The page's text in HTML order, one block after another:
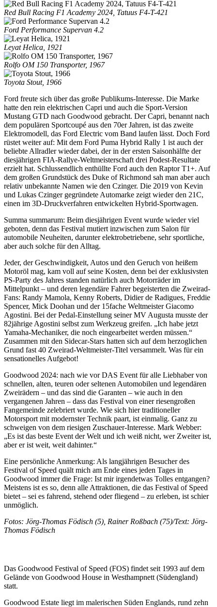
Red Bull Racing F1 Academy 2024, Tatuus F4-T-421
Ford Performance Supervan 4.2
Leyat Helica, 1921
Rolfo OM 150 Transporter, 1967
Toyota Stout, 1966
Ford freute sich über das große Publikums-Interesse. Die Marke
hatte den rein elektrischen Capri und auch die Sport-Version
Mustang GTD nach Goodwood gebracht. Der Capri, benannt nach
dem populären Sportcoupé aus den 70er Jahren, ist das zweite
Elektromodell, das Ford Electric vom Band laufen lässt. Doch Ford
rüstet weiter auf: Mit dem Ford Puma Hybrid Rally 1 ist auch der
beliebte Allradler wieder dabei, der in der ersten Saisonhälfte der
diesjährigen FIA-Rallye-Weltmeisterschaft drei Podest-Resultate
erzielt hat. Schlussendlich enthüllte Ford auch den Raptor T1+. Auf
dem großen Grundstück des Duke of Richmond sah man aber auch
relativ unbekannte Namen wie den Czinger. Die 2019 von Kevin
und Lukas Czinger gegründete Automarke zeigt wieder den 21C,
einen im 3D-Druckverfahren entwickelten Hybrid-Sportwagen.
Summa summarum: Beim diesjährigen Event wurde wieder viel
geboten, denn das Festival mutiert inzwischen zum Salon für
automobile Neuheiten, darunter elektrobetriebene, sehr sportliche,
aber auch solche für den Alltag.
Jeder, der Geschwindigkeit, Autos und den Geruch von heißem
Motoröl mag, kam voll auf seine Kosten, denn bei der exklusivsten
PS-Party des Jahres standen natürlich auch Motorräder im
Mittelpunkt – und deren legendäre Fahrer begeisterten die Zweirad-
Fans: Randy Mamola, Kenny Roberts, Didier de Radigues, Freddie
Spencer, Mick Doohan und der 15fache Weltmeister Giacomo
Agostini. Bei der Pedal-Einstellung seiner MV Augusta musste der
82jährige Agostini selbst zum Werkzeug greifen. „Ich habe jetzt
Yamaha-Mechaniker, die noch eingearbeitet werden müssen.“
Zusammen mit den Sidecar-Stars hatten sich auf dem herzoglichen
Grund fast 40 Zweirad-Weltmeister-Titel versammelt. Was für ein
sensationelles Aufgebot!
Goodwood 2024: nach wie vor DAS Event für alle Liebhaber von
schnellen, alten, teuren oder seltenen Automobilen und legendären
Zweirädern – und das sind die Garanten – wie auch in den
vergangenen Jahren – dass das Festival von einer riesengroßen
Fangemeinde zelebriert wurde. Wie sich hier traditioneller
Motorsport mit modernster Technik paart, ist einmalig. Ganz zu
schweigen von dem riesigen Zuschauer-Interesse. Mark Webber:
„Es ist das beste Event der Welt und ich weiß nicht, wer Zweiter ist,
aber er ist weit, weit dahinter.“
Eine persönliche Anmerkung: Als langjährigen Besucher des
Festival of Speed quält mich am Ende eines jeden Tages in
Goodwood immer die Frage: Ist mir irgendetwas Tolles entgangen?
Meistens ist es so, denn alle Attraktionen, die das Festival of Speed
bietet – sei es fahrend, stehend oder fliegend – zu erleben, ist schier
unmöglich.
Fotos: Jörg-Thomas Födisch (5), Rainer Roßbach (75)/Text: Jörg-
Thomas Födisch
Das Goodwood Festival of Speed (FOS) findet seit 1993 auf dem
Gelände von Goodwood House in Westhampnett (Südengland)
statt.
Goodwood Estate liegt im malerischen Süden Englands, rund zehn